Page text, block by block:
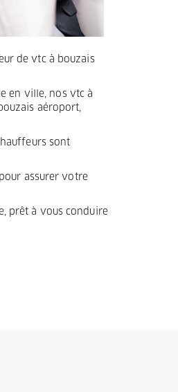
de vtc à bouzais
en ville, nos vtc à
aéroport,
sont
assurer votre
prêt à vous conduire